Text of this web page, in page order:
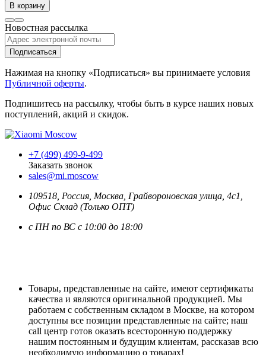
В корзину
Новостная рассылка
Подписаться
Нажимая на кнопку «Подписаться» вы принимаете условия
Публичной оферты.
Подпишитесь на рассылку, чтобы быть в курсе наших новых
поступлений, акций и скидок.
+7 (499) 499-9-499
Заказать звонок
sales@mi.moscow
109518, Россия Москва , Грайвороновская улица, 4с1,
Офис Склад (Только ОПТ)
с ПН по ВС с 10:00 до 18:00
Товары, представленные на сайте, имеют сертификаты
качества и являются оригинальной продукцией. Мы
работаем с собственным складом в Москве, на котором
доступны все позиции представленные на сайте; наш
call центр готов оказать всесторонную поддержку
нашим постоянным и будущим клиентам, рассказав всю
необходимую информацию о товарах!